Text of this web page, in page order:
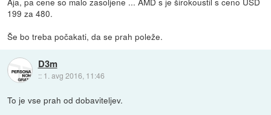
199 za 480.
Še bo treba počakati, da se prah poleže.
D3m
:: 1. avg 2016, 11:46
To je vse prah od dobaviteljev.